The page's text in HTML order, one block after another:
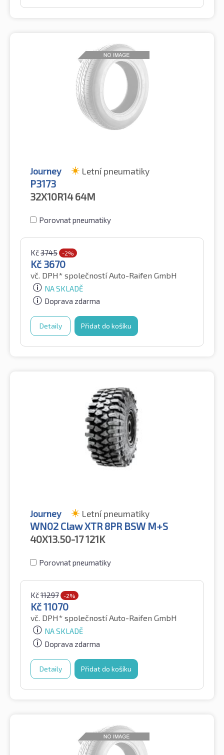
Journey Letní pneumatiky
P3173
32X10R14 64M
Porovnat pneumatiky
Kč3745 -2%
Kč 3670
vč. DPH* společností Auto-Raifen GmbH
NA SKLADĚ
Doprava zdarma
Detaily Přidat do košíku
Journey Letní pneumatiky
WN02 Claw XTR 8PR BSW M+S
40X13.50-17121K
Porovnat pneumatiky
Kč11297 -2%
Kč11070
vč. DPH* společností Auto-Raifen GmbH
NA SKLADĚ
Doprava zdarma
Detaily Přidat do košíku